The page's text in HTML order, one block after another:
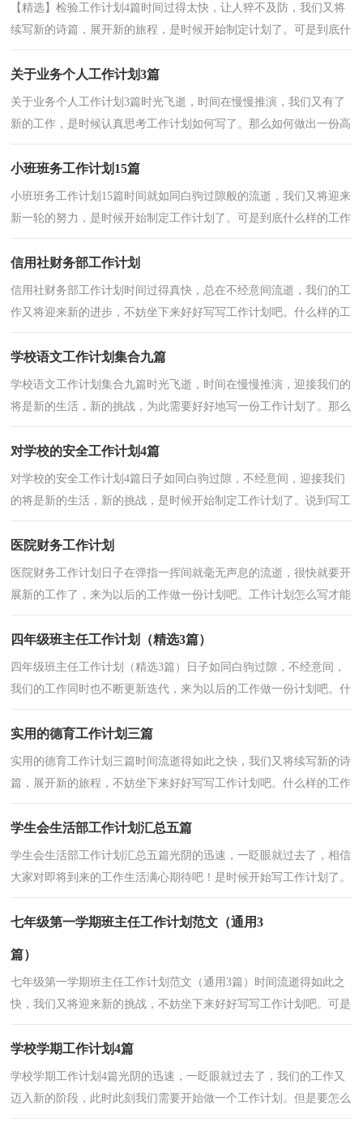
【精选】检验工作计划4篇时间过得太快，让人猝不及防，我们又将
续写新的诗篇，展开新的旅程，是时候开始制定计划了。可是到底什
关于业务个人工作计划3篇
关于业务个人工作计划3篇时光飞逝，时间在慢慢推演，我们又有了
新的工作，是时候认真思考工作计划如何写了。那么如何做出一份高
小班班务工作计划15篇
小班班务工作计划15篇时间就如同白驹过隙般的流逝，我们又将迎来
新一轮的努力，是时候开始制定工作计划了。可是到底什么样的工作
信用社财务部工作计划
信用社财务部工作计划时间过得真快，总在不经意间流逝，我们的工
作又将迎来新的进步，不妨坐下来好好写写工作计划吧。什么样的工
学校语文工作计划集合九篇
学校语文工作计划集合九篇时光飞逝，时间在慢慢推演，迎接我们的
将是新的生活，新的挑战，为此需要好好地写一份工作计划了。那么
对学校的安全工作计划4篇
对学校的安全工作计划4篇日子如同白驹过隙，不经意间，迎接我们
的将是新的生活，新的挑战，是时候开始制定工作计划了。说到写工
医院财务工作计划
医院财务工作计划日子在弹指一挥间就毫无声息的流逝，很快就要开
展新的工作了，来为以后的工作做一份计划吧。工作计划怎么写才能
四年级班主任工作计划（精选3篇）
四年级班主任工作计划（精选3篇）日子如同白驹过隙，不经意间，
我们的工作同时也不断更新迭代，来为以后的工作做一份计划吧。什
实用的德育工作计划三篇
实用的德育工作计划三篇时间流逝得如此之快，我们又将续写新的诗
篇，展开新的旅程，不妨坐下来好好写写工作计划吧。什么样的工作
学生会生活部工作计划汇总五篇
学生会生活部工作计划汇总五篇光阴的迅速，一眨眼就过去了，相信
大家对即将到来的工作生活满心期待吧！是时候开始写工作计划了。
七年级第一学期班主任工作计划范文（通用3
篇）
七年级第一学期班主任工作计划范文（通用3篇）时间流逝得如此之
快，我们又将迎来新的挑战，不妨坐下来好好写写工作计划吧。可是
学校学期工作计划4篇
学校学期工作计划4篇光阴的迅速，一眨眼就过去了，我们的工作又
迈入新的阶段，此时此刻我们需要开始做一个工作计划。但是要怎么